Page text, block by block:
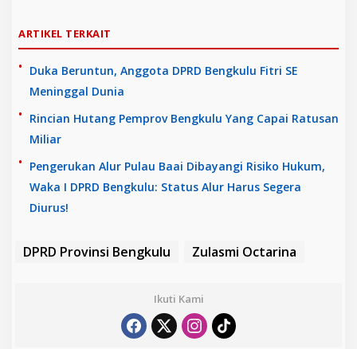
ARTIKEL TERKAIT
Duka Beruntun, Anggota DPRD Bengkulu Fitri SE
Meninggal Dunia
Rincian Hutang Pemprov Bengkulu Yang Capai Ratusan
Miliar
Pengerukan Alur Pulau Baai Dibayangi Risiko Hukum,
Waka I DPRD Bengkulu: Status Alur Harus Segera
Diurus!
DPRD Provinsi Bengkulu Zulasmi Octarina
Ikuti Kami